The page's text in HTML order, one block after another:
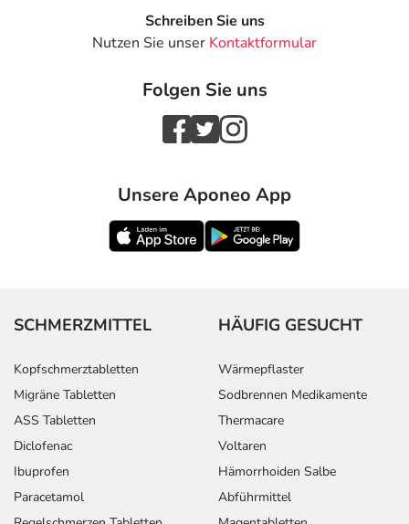
Schreiben Sie uns
Nutzen Sie unser Kontaktformular
Folgen Sie uns
Unsere Aponeo App
SCHMERZMITTEL
Kopfschmerztabletten
Migräne Tabletten
ASS Tabletten
Diclofenac
Ibuprofen
Paracetamol
HÄUFIG GESUCHT
Wärmepflaster
Sodbrennen Medikamente
Thermacare
Voltaren
Hämorrhoiden Salbe
Abführmittel